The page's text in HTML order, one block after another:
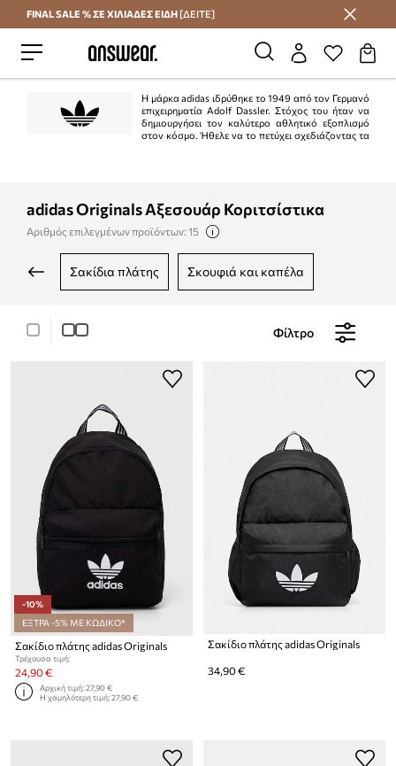
Εξοικονομήστε με το Answear Club
FINAL SALE % ΣΕ ΧΙΛΙΑΔΕΣ ΕΙΔΗ [ΔΕΙΤΕ]
Η μάρκα adidas ιδρύθηκε το 1949 από τον Γερμανό
επιχειρηματία Adolf Dassler. Στόχος του ήταν να
δημιουργήσει τον καλύτερο αθλητικό εξοπλισμό
στον κόσμο. Ήθελε να το πετύχει σχεδιάζοντας τα
adidas Originals Αξεσουάρ Κοριτσίστικα
Αριθμός επιλεγμένων προϊόντων: 15
σακίδια πλάτης σκουφιά και καπέλα
Φίλτρο
-10%
ΕΞΤΡΑ -5% ΜΕ ΚΩΔΙΚΟ*
Σακίδιο πλάτης adidas Originals
Τρέχουσα τιμή:
24,90 €
Αρχική τιμή:27,90 €
Η χαμηλότερη τιμή:27,90 €
Σακίδιο πλάτης adidas Originals
34,90 €